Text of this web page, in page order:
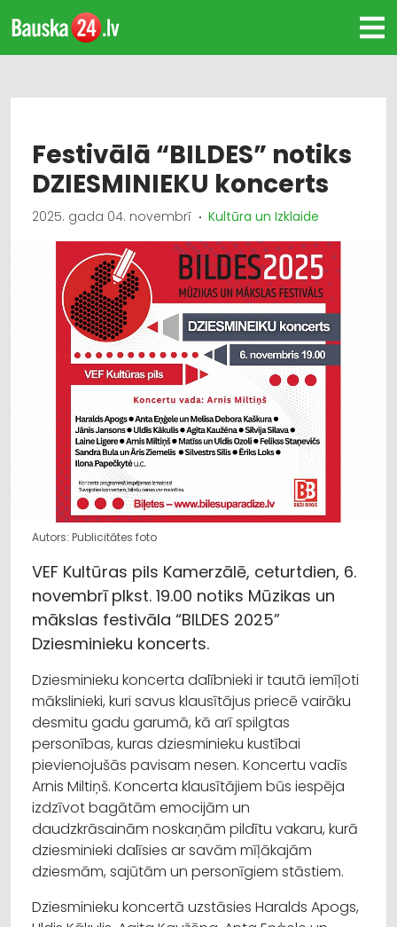
Festivālā “BILDES” notiks
DZIESMINIEKU koncerts
2025. gada 04. novembrī Kultūra un Izklaide
Autors: Publicitātes foto
VEF Kultūras pils Kamerzālē, ceturtdien, 6.
novembrī plkst. 19.00 notiks Mūzikas un
mākslas festivāla “BILDES 2025”
Dziesminieku koncerts.
Dziesminieku koncerta dalībnieki ir tautā iemīļoti
mākslinieki, kuri savus klausītājus priecē vairāku
desmitu gadu garumā, kā arī spilgtas
personības, kuras dziesminieku kustībai
pievienojušās pavisam nesen. Koncertu vadīs
Arnis Miltiņš. Koncerta klausītājiem būs iespēja
izdzīvot bagātām emocijām un
daudzkrāsainām noskaņām pildītu vakaru, kurā
dziesminieki dalīsies ar savām mīļākajām
dziesmām, sajūtām un personīgiem stāstiem.
Dziesminieku koncertā uzstāsies Haralds Apogs,